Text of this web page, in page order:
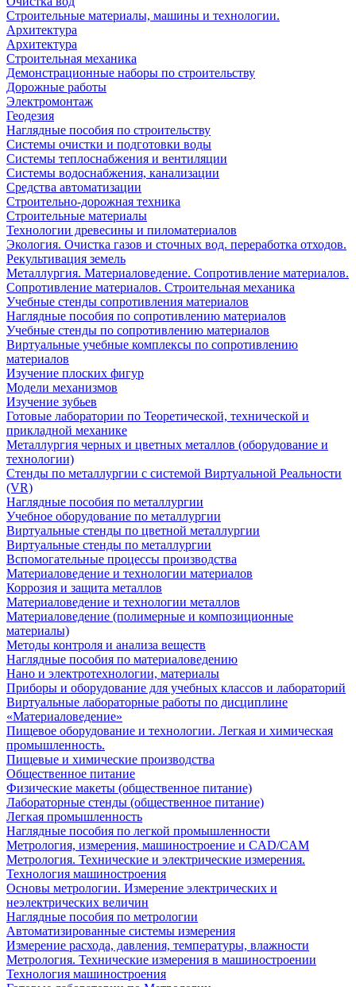
Строительные материалы, машины и технологии.
Архитектура
Архитектура
Cтроительная механика
Демонстрационные наборы по строительству
Дорожные работы
Электромонтаж
Геодезия
Наглядные пособия по строительству
Системы очистки и подготовки воды
Системы теплоснабжения и вентиляции
Системы водоснабжения, канализации
Средства автоматизации
Строительно-дорожная техника
Строительные материалы
Технологии древесины и пиломатериалов
Экология. Очистка газов и сточных вод. переработка отходов.
Рекультивация земель
Металлургия. Материаловедение. Сопротивление материалов.
Сопротивление материалов. Строительная механика
Учебные стенды сопротивления материалов
Наглядные пособия по сопротивлению материалов
Учебные стенды по сопротивлению материалов
Виртуальные учебные комплексы по сопротивлению
материалов
Изучение плоских фигур
Модели механизмов
Изучение зубьев
Готовые лаборатории по Теоретической, технической и
прикладной механике
Металлургия черных и цветных металлов (оборудование и
технологии)
Cтенды по металлургии с системой Виртуальной Реальности
(VR)
Наглядные пособия по металлургии
Учебное оборудование по металлургии
Виртуальные стенды по цветной металлургии
Виртуальные стенды по металлургии
Вспомогательные процессы производства
Материаловедение и технологии материалов
Коррозия и защита металлов
Материаловедение и технологии металлов
Материаловедение (полимерные и композиционные
материалы)
Методы контроля и анализа веществ
Наглядные пособия по материаловедению
Нано и электротехнологии, материалы
Приборы и оборудование для учебных классов и лабораторий
Виртуальные лабораторные работы по дисциплине
«Материаловедение»
Пищевое оборудование и технологии. Легкая и химическая
промышленность.
Пищевые и химические производства
Общественное питание
Физические макеты (общественное питание)
Лабораторные стенды (общественное питание)
Легкая промышленность
Наглядные пособия по легкой промышленности
Метрология, измерения, машиностроение и CAD/CAM
Метрология. Технические и электрические измерения.
Технология машиностроения
Основы метрологии. Измерение электрических и
неэлектрических величин
Наглядные пособия по метрологии
Автоматизированные системы измерения
Измерение расхода, давления, температуры, влажности
Метрология. Технические измерения в машиностроении
Технология машиностроения